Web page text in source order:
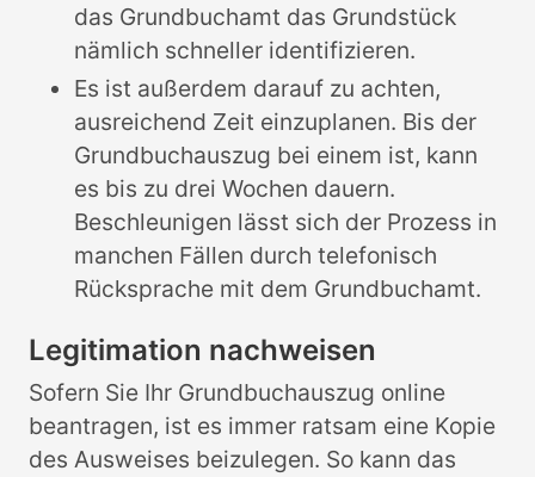
das Grundbuchamt das Grundstück
nämlich schneller identifizieren.
Es ist außerdem darauf zu achten,
ausreichend Zeit einzuplanen. Bis der
Grundbuchauszug bei einem ist, kann
es bis zu drei Wochen dauern.
Beschleunigen lässt sich der Prozess in
manchen Fällen durch telefonisch
Rücksprache mit dem Grundbuchamt.
Legitimation nachweisen
Sofern Sie Ihr Grundbuchauszug online
beantragen, ist es immer ratsam eine Kopie
des Ausweises beizulegen. So kann das